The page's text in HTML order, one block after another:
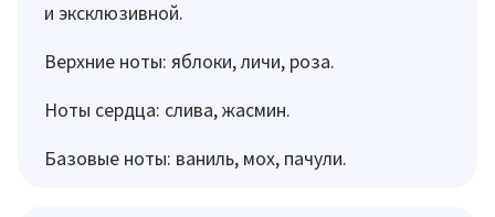
и эксклюзивной.
Верхние ноты: яблоки, личи, роза.
Ноты сердца: слива, жасмин.
Базовые ноты: ваниль, мох, пачули.